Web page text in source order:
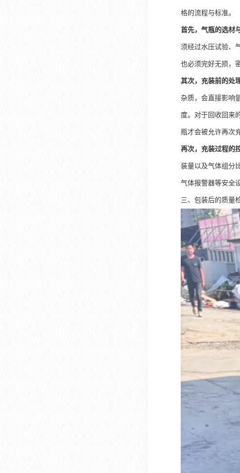
格的流程与标准。
首先，气瓶的选材
须经过水压试验、
也必须完好无损，
其次，充装前的处理
杂质，会直接影响
度。对于回收回来
瓶才会被允许再次
再次，充装过程的
装量以及气体组分
气体报警器等安全
三、包装后的质量